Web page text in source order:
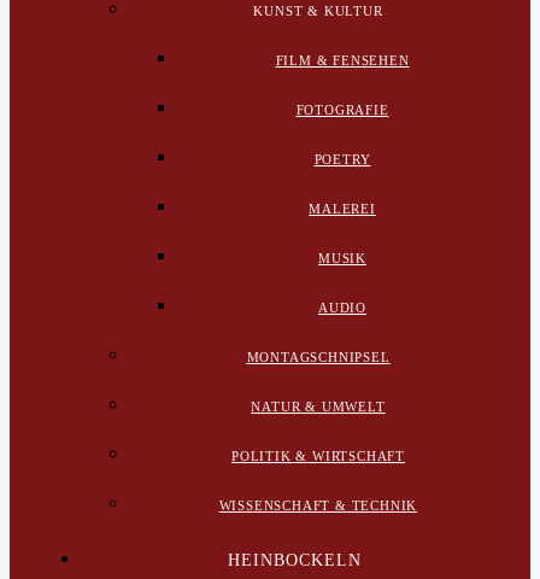
KUNST & KULTUR
FILM & FENSEHEN
FOTOGRAFIE
POETRY
MALEREI
MUSIK
AUDIO
MONTAGSCHNIPSEL
NATUR & UMWELT
POLITIK & WIRTSCHAFT
WISSENSCHAFT & TECHNIK
HEINBOCKELN